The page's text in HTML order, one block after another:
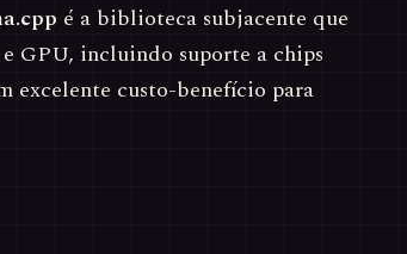
é a biblioteca subjacente que
GPU, incluindo suporte a chips
excelente custo-benefício para